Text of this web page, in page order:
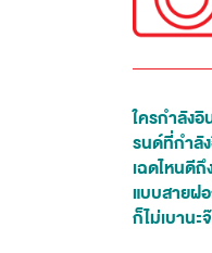
ใครกำลังอิ
รนด์ที่กำลั
เฉดไหนดี
แบบสายฝอ
ก็ไม่เบานะ